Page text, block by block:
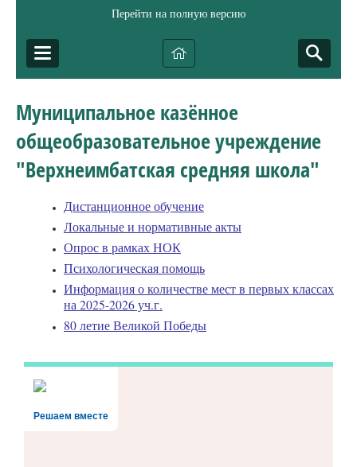
Перейти на полную версию
Муниципальное казённое
общеобразовательное учреждение
"Верхнеимбатская средняя школа"
Дистанционное обучение
Локальные и нормативные акты
Опрос в рамках НОК
Психологическая помощь
Информация о количестве мест в первых классах
на 2025-2026 уч.г.
80 летие Великой Победы
Решаем вместе